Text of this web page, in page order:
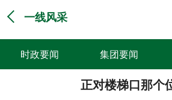
一线风采
时政要闻 集团要闻
党建动态
正对楼梯口那个